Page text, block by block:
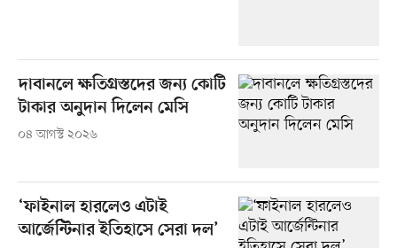
দাবানলে ক্ষতিগ্রস্তদের জন্য কোটি
টাকার অনুদান দিলেন মেসি
০৪ আগস্ট ২০২৬
‘ফাইনাল হারলেও এটাই
আর্জেন্টিনার ইতিহাসে সেরা দল’